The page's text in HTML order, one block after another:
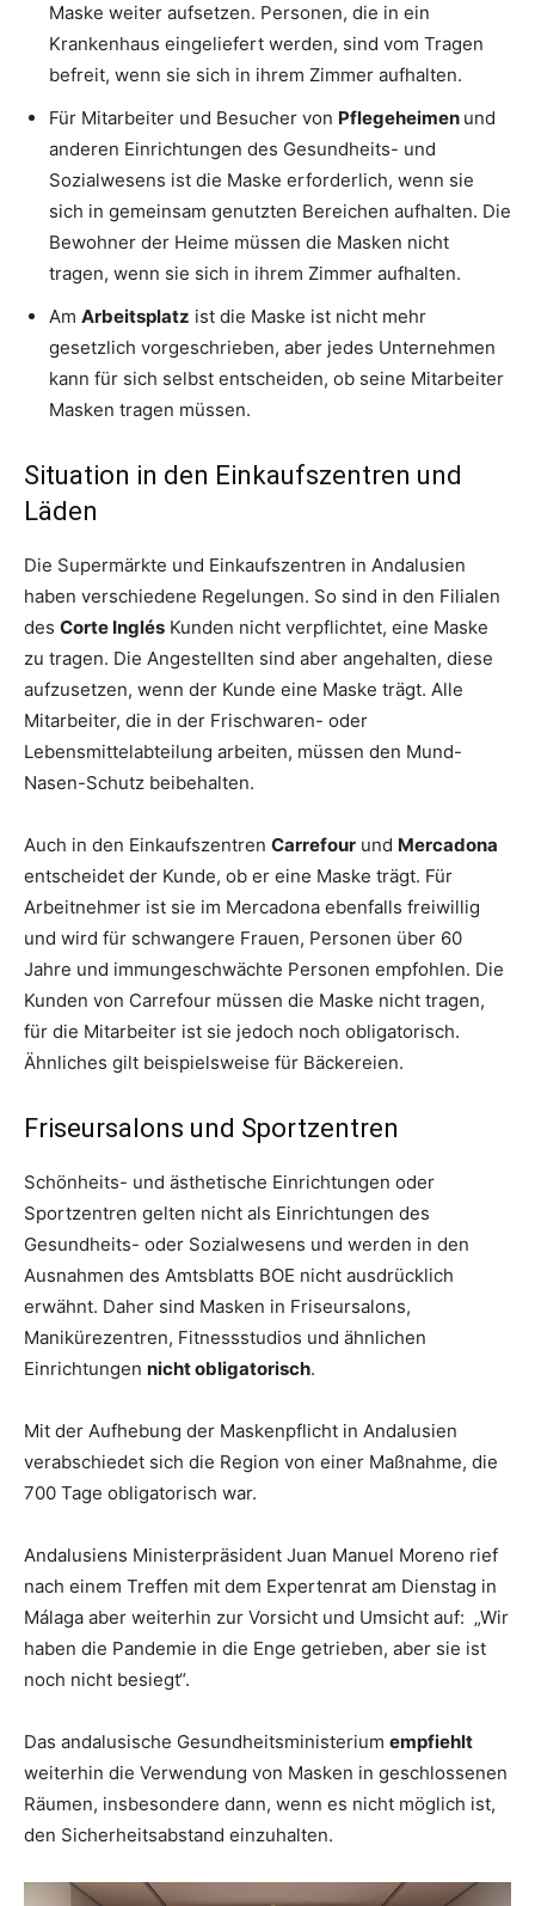
Maske weiter aufsetzen. Personen, die in ein
Krankenhaus eingeliefert werden, sind vom Tragen
befreit, wenn sie sich in ihrem Zimmer aufhalten.
Für Mitarbeiter und Besucher von Pflegeheimen und
anderen Einrichtungen des Gesundheits- und
Sozialwesens ist die Maske erforderlich, wenn sie
sich in gemeinsam genutzten Bereichen aufhalten. Die
Bewohner der Heime müssen die Masken nicht
tragen, wenn sie sich in ihrem Zimmer aufhalten.
Am Arbeitsplatz ist die Maske ist nicht mehr
gesetzlich vorgeschrieben, aber jedes Unternehmen
kann für sich selbst entscheiden, ob seine Mitarbeiter
Masken tragen müssen.
Situation in den Einkaufszentren und
Läden
Die Supermärkte und Einkaufszentren in Andalusien
haben verschiedene Regelungen. So sind in den Filialen
des Corte Inglés Kunden nicht verpflichtet, eine Maske
zu tragen. Die Angestellten sind aber angehalten, diese
aufzusetzen, wenn der Kunde eine Maske trägt. Alle
Mitarbeiter, die in der Frischwaren- oder
Lebensmittelabteilung arbeiten, müssen den Mund-
Nasen-Schutz beibehalten.
Auch in den Einkaufszentren Carrefour und Mercadona
entscheidet der Kunde, ob er eine Maske trägt. Für
Arbeitnehmer ist sie im Mercadona ebenfalls freiwillig
und wird für schwangere Frauen, Personen über 60
Jahre und immungeschwächte Personen empfohlen. Die
Kunden von Carrefour müssen die Maske nicht tragen,
für die Mitarbeiter ist sie jedoch noch obligatorisch.
Ähnliches gilt beispielsweise für Bäckereien.
Friseursalons und Sportzentren
Schönheits- und ästhetische Einrichtungen oder
Sportzentren gelten nicht als Einrichtungen des
Gesundheits- oder Sozialwesens und werden in den
Ausnahmen des Amtsblatts BOE nicht ausdrücklich
erwähnt. Daher sind Masken in Friseursalons,
Manikürezentren, Fitnessstudios und ähnlichen
Einrichtungen nicht obligatorisch.
Mit der Aufhebung der Maskenpflicht in Andalusien
verabschiedet sich die Region von einer Maßnahme, die
700 Tage obligatorisch war.
Andalusiens Ministerpräsident Juan Manuel Moreno rief
nach einem Treffen mit dem Expertenrat am Dienstag in
Málaga aber weiterhin zur Vorsicht und Umsicht auf: „Wir
haben die Pandemie in die Enge getrieben, aber sie ist
noch nicht besiegt“.
Das andalusische Gesundheitsministerium empfiehlt
weiterhin die Verwendung von Masken in geschlossenen
Räumen, insbesondere dann, wenn es nicht möglich ist,
den Sicherheitsabstand einzuhalten.